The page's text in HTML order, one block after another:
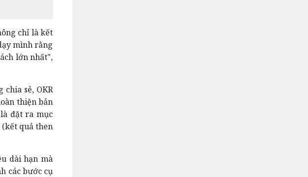
chỉ là kết
mình rằng
lớn nhất",
sẻ, OKR
thiện bản
đặt ra mục
quả then
dài hạn mà
các bước cụ